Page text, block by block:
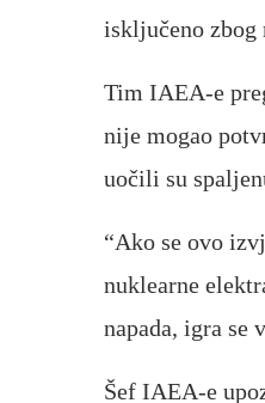
isključeno zbog
Tim IAEA-e
nije mogao
uočili su
“Ako se ovo
nuklearne
napada, igra se
Šef IAEA-e